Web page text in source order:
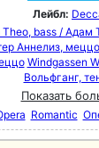
Лейбл:
Theo, bass / Адам
Аннелиз, меццо
Windgassen
Вольфганг,
Показать
Romantic